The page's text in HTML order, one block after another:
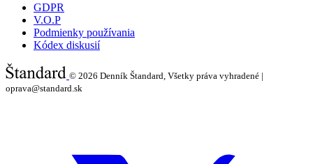
GDPR
V.O.P
Podmienky používania
Kódex diskusií
© 2026 Denník Štandard, Všetky práva vyhradené |
oprava@standard.sk